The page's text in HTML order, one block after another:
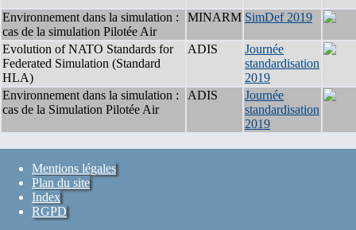
Environnement dans la simulation :
cas de la simulation Pilotée Air
MINARM SimDef 2019
Evolution of NATO Standards for
Federated Simulation (Standard
HLA)
ADIS
Journée
standardisation
2019
Environnement dans la simulation :
cas de la Simulation Pilotée Air
ADIS
Journée
standardisation
2019
Mentions légales
Plan du site
Index
RGPD